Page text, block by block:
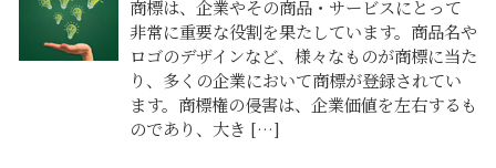
商標は、企業やその商品・サービスにとって
非常に重要な役割を果たしています。商品名や
ロゴのデザインなど、様々なものが商標に当た
り、多くの企業において商標が登録されてい
ます。商標権の侵害は、企業価値を左右するも
のであり、大き […]